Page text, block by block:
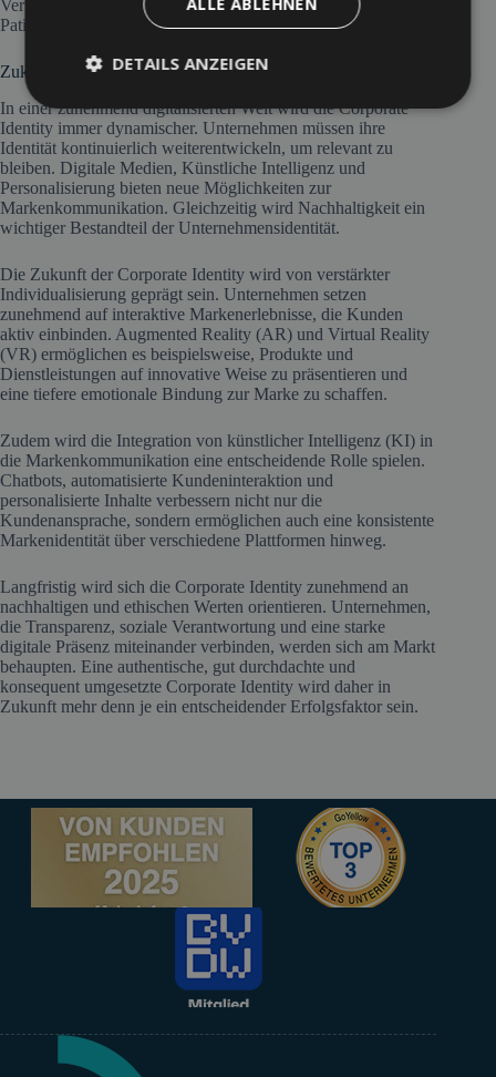
Verhalten der Mitarbeiter entscheidend, um das Vertrauen der
Patienten zu stärken und eine positive Reputation zu fördern.
Zukunft der Corporate Identity
In einer zunehmend digitalisierten Welt wird die Corporate
Identity immer dynamischer. Unternehmen müssen ihre
Identität kontinuierlich weiterentwickeln, um relevant zu
bleiben. Digitale Medien, Künstliche Intelligenz und
Personalisierung bieten neue Möglichkeiten zur
Markenkommunikation. Gleichzeitig wird Nachhaltigkeit ein
wichtiger Bestandteil der Unternehmensidentität.
Die Zukunft der Corporate Identity wird von verstärkter
Individualisierung geprägt sein. Unternehmen setzen
zunehmend auf interaktive Markenerlebnisse, die Kunden
aktiv einbinden. Augmented Reality (AR) und Virtual Reality
(VR) ermöglichen es beispielsweise, Produkte und
Dienstleistungen auf innovative Weise zu präsentieren und
eine tiefere emotionale Bindung zur Marke zu schaffen.
Zudem wird die Integration von künstlicher Intelligenz (KI) in
die Markenkommunikation eine entscheidende Rolle spielen.
Chatbots, automatisierte Kundeninteraktion und
personalisierte Inhalte verbessern nicht nur die
Kundenansprache, sondern ermöglichen auch eine konsistente
Markenidentität über verschiedene Plattformen hinweg.
Langfristig wird sich die Corporate Identity zunehmend an
nachhaltigen und ethischen Werten orientieren. Unternehmen,
die Transparenz, soziale Verantwortung und eine starke
digitale Präsenz miteinander verbinden, werden sich am Markt
behaupten. Eine authentische, gut durchdachte und
konsequent umgesetzte Corporate Identity wird daher in
Zukunft mehr denn je ein entscheidender Erfolgsfaktor sein.
DETAILS ANZEIGEN